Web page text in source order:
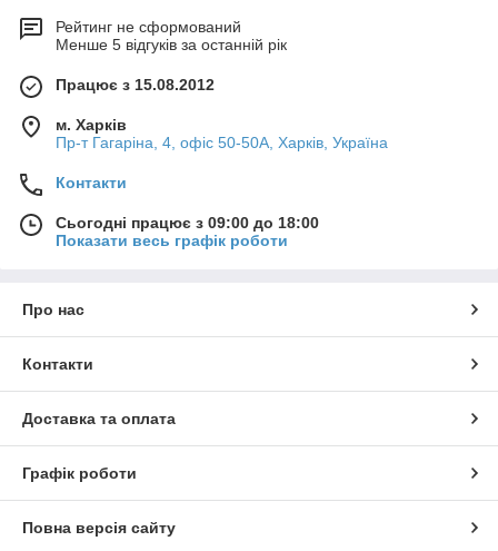
Рейтинг не сформований
Менше 5 відгуків за останній рік
Працює з 15.08.2012
м. Харків
Пр-т Гагаріна, 4, офіс 50-50A, Харків, Україна
Контакти
Сьогодні працює з 09:00 до 18:00
Показати весь графік роботи
Про нас
Контакти
Доставка та оплата
Графік роботи
Повна версія сайту